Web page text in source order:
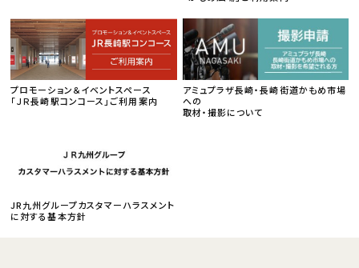
プロモーション＆イベントスペース
「ＪＲ長崎駅コンコース」ご利用案内
アミュプラザ長崎・長崎街道かもめ市場
への
取材・撮影について
JR九州グループカスタマーハラスメント
に対する基本方針